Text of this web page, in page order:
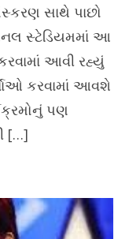
સાથે પાછો
સ્ટેડિયમમાં આ
આવી રહ્યું
કરવામાં આવશે
પણ
[…]